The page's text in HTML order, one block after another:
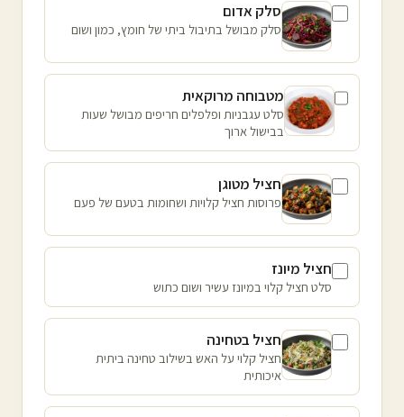
סלק אדום
סלק מבושל בתיבול ביתי של חומץ, כמון ושום
מטבוחה מרוקאית
סלט עגבניות ופלפלים חריפים מבושל שעות
בבישול ארוך
חציל מטוגן
פרוסות חציל קלויות ושחומות בטעם של פעם
חציל מיונז
סלט חציל קלוי במיונז עשיר ושום כתוש
חציל בטחינה
חציל קלוי על האש בשילוב טחינה ביתית
איכותית